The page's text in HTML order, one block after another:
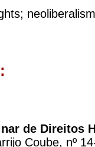
de Direitos
Coube, nº